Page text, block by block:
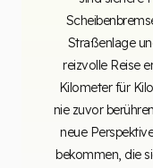
Straßenlage
reizvolle Reise
Kilometer für
nie zuvor
neue
bekommen, die